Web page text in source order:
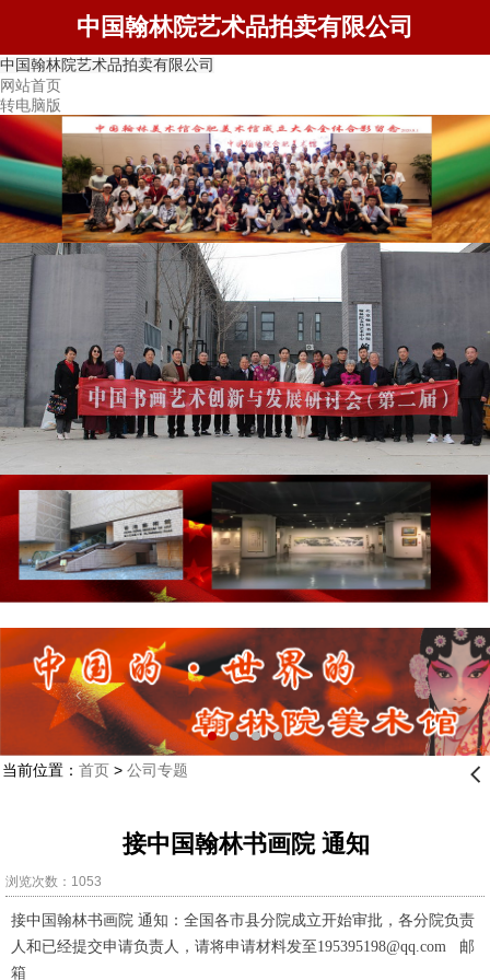
中国翰林院艺术品拍卖有限公司
中国翰林院艺术品拍卖有限公司
网站首页
转电脑版
当前位置： 首页> 公司专题 󰊒
接中国翰林书画院 通知
浏览次数：1053
接中国翰林书画院 通知：全国各市县分院成立开始审批，各分院负责
人和已经提交申请负责人，请将申请材料发至195395198@qq.com 邮
箱